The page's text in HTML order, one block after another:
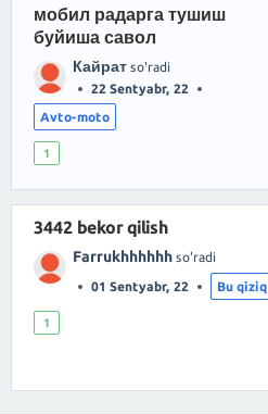
мобил радарга тушиш
буйиша савол
Кайрат so'radi
22 Sentyabr, 22
Avto-moto
1
3442 bekor qilish
Farrukhhhhhh so'radi
01 Sentyabr, 22 Bu qiziq
1